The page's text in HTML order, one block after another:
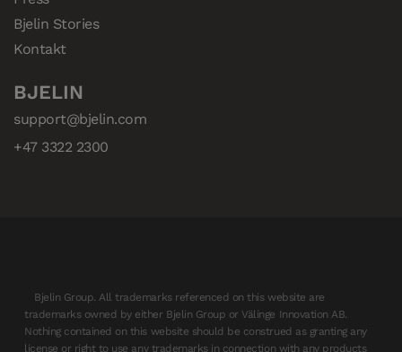
Bjelin Stories
Kontakt
BJELIN
support@bjelin.com
+47 3322 2300
Bjelin Group. All trademarks referenced on this website are
trademarks owned by either Bjelin Group or Välinge Innovation AB.
Nothing contained on this website should be construed as granting any
license or right to use any trademarks in connection with any products